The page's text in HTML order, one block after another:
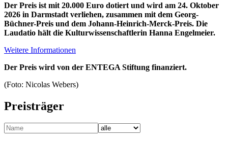
Der Preis ist mit 20.000 Euro dotiert und wird am 24. Oktober
2026 in Darmstadt verliehen, zusammen mit dem Georg-
Büchner-Preis und dem Johann-Heinrich-Merck-Preis. Die
Laudatio hält die Kulturwissen­schaftlerin Hanna Engelmeier.
Weitere Informationen
Der Preis wird von der ENTEGA Stiftung finanziert.
(Foto: Nicolas Webers)
Preisträger